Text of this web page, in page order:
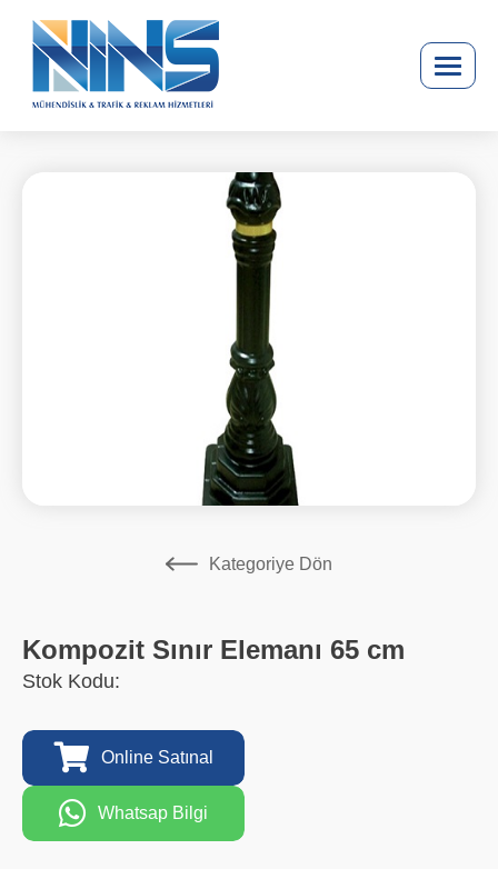
Kategoriye Dön
Kompozit Sınır Elemanı 65 cm
Stok Kodu:
Online Satınal
Whatsap Bilgi